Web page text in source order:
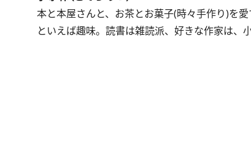
本と本屋さんと、お茶とお菓子(時々手作り)を
といえば趣味。読書は雑読派、好きな作家は、